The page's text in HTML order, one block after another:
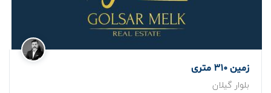
زمین 310 متری
بلوار گیلان